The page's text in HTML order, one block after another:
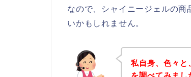
なので、シャイニージェルの商
いかもしれません。
私自身、色々と
を調べてみまし